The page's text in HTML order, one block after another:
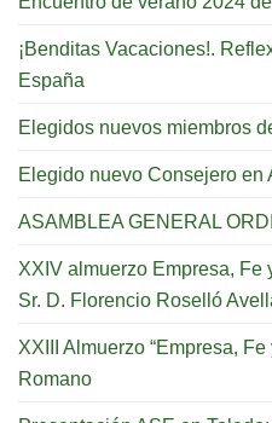
¡Benditas Vacaciones!.
España
Elegidos nuevos miembros
Elegido nuevo Consejero en
ASAMBLEA GENERAL
XXIV almuerzo Empresa, Fe
Sr. D. Florencio Roselló
XXIII Almuerzo “Empresa,
Romano